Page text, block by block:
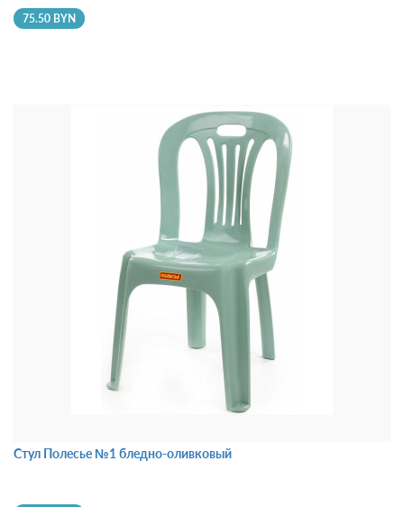
75.50 BYN
Стул Полесье №1 бледно-оливковый